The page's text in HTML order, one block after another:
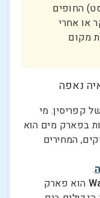
החופים
9:00 בבוקר או אחרי
מקום
נאפה
קפריסין. מי
בפארק מים הוא
המחירים
.
הוא פארק